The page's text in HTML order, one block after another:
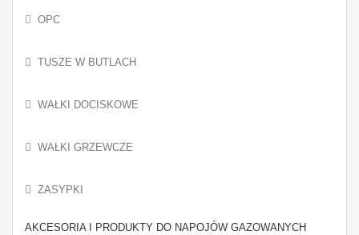
OPC
TUSZE W BUTLACH
WAŁKI DOCISKOWE
WAŁKI GRZEWCZE
ZASYPKI
AKCESORIA I PRODUKTY DO NAPOJÓW GAZOWANYCH